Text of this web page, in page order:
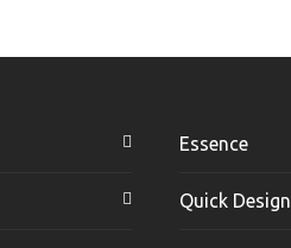
Essence
Quick Design